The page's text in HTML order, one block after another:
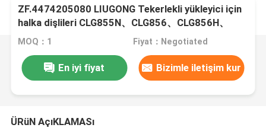
ZF.4474205080 LIUGONG Tekerlekli yükleyici için
halka dişlileri CLG855N、CLG856、CLG856H、
CLG835、CLG842 4WG180/4WG200 şanzıman
MOQ：1 Fiyat：Negotiated
En iyi fiyat Bizimle iletişim kur
ÜRüN AçıKLAMASı